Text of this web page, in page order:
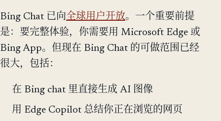
Bing Chat 已向全球用户开放。一个重要前提
是：要完整体验，你需要用 Microsoft Edge 或
Bing App。但现在 Bing Chat 的可做范围已经
很大，包括：
在 Bing chat 里直接生成 AI 图像
用 Edge Copilot 总结你正在浏览的网页